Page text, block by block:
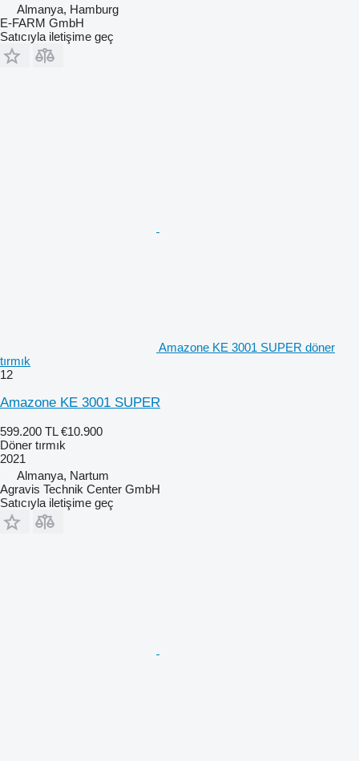
Almanya, Hamburg
E-FARM GmbH
Satıcıyla iletişime geç
Amazone KE 3001 SUPER döner
tırmık
12
Amazone KE 3001 SUPER
599.200 TL €10.900
Döner tırmık
2021
Almanya, Nartum
Agravis Technik Center GmbH
Satıcıyla iletişime geç